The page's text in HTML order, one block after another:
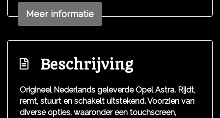
Stuurbekrachtiging snelheidsafhankelijk
Exterieur
Buitenspiegels elektrisch verstel- en
Chroom delen exterieur
Dimlichten automatisch
Meer informatie
Beschrijving
Origineel Nederlands geleverde Opel Astra. Rijdt,
remt, stuurt en schakelt uitstekend. Voorzien van
diverse opties, waaronder een touchscreen,